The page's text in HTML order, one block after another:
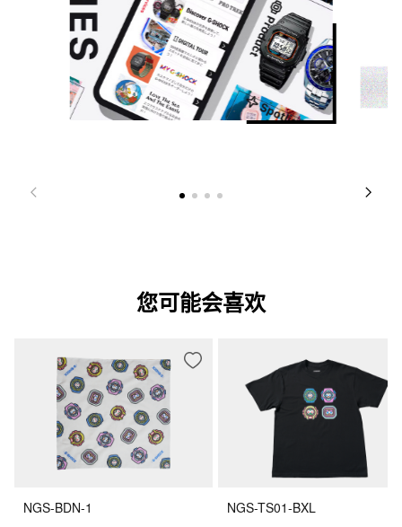
您可能会喜欢
NGS-BDN-1 NGS-TS01-BXL